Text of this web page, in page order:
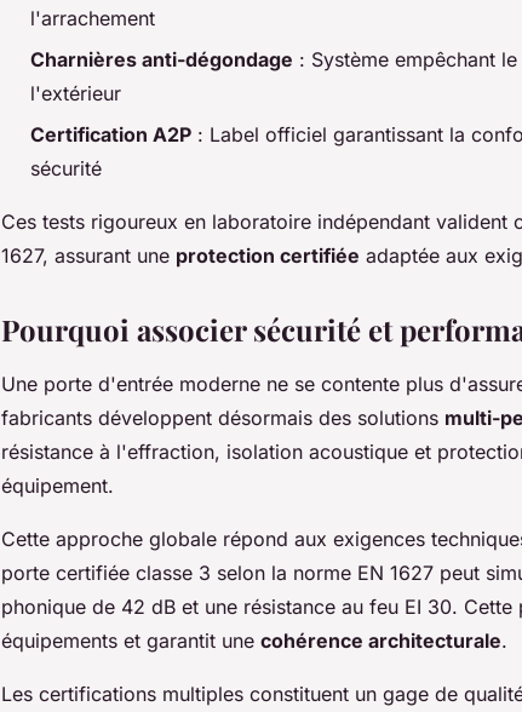
l'arrachement
Charnières anti-dégondage : Système empêchant
l'extérieur
Certification A2P : Label officiel garantissant la
sécurité
Ces tests rigoureux en laboratoire indépendant valident
1627, assurant une protection certifiée adaptée aux
Pourquoi associer sécurité et
Une porte d'entrée moderne ne se contente plus
fabricants développent désormais des solutions multi-
résistance à l'effraction, isolation acoustique et
équipement.
Cette approche globale répond aux exigences
porte certifiée classe 3 selon la norme EN 1627 peut
phonique de 42 dB et une résistance au feu EI 30.
équipements et garantit une cohérence architecturale.
Les certifications multiples constituent un gage de